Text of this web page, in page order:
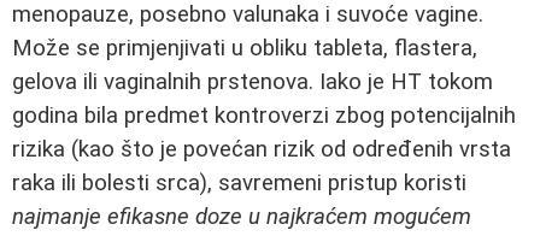
menopauze, posebno valunaka i suvoće vagine.
Može se primjenjivati u obliku tableta, flastera,
gelova ili vaginalnih prstenova. Iako je HT tokom
godina bila predmet kontroverzi zbog potencijalnih
rizika (kao što je povećan rizik od određenih vrsta
raka ili bolesti srca), savremeni pristup koristi
najmanje efikasne doze u najkraćem mogućem